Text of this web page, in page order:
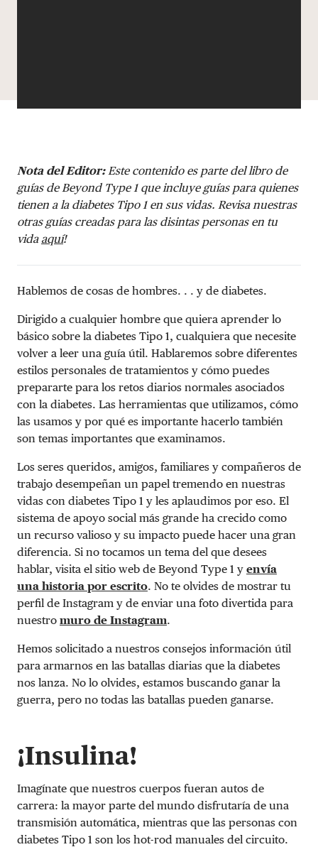
Nota del Editor:Este contenido es parte del libro de
guías de Beyond Type 1 que incluye guías para quienes
tienen a la diabetes Tipo 1 en sus vidas. Revisa nuestras
otras guías creadas para las disintas personas en tu
vida aquí!
Hablemos de cosas de hombres. . . y de diabetes.
Dirigido a cualquier hombre que quiera aprender lo
básico sobre la diabetes Tipo 1, cualquiera que necesite
volver a leer una guía útil. Hablaremos sobre diferentes
estilos personales de tratamientos y cómo puedes
prepararte para los retos diarios normales asociados
con la diabetes. Las herramientas que utilizamos, cómo
las usamos y por qué es importante hacerlo también
son temas importantes que examinamos.
Los seres queridos, amigos, familiares y compañeros de
trabajo desempeñan un papel tremendo en nuestras
vidas con diabetes Tipo 1 y les aplaudimos por eso. El
sistema de apoyo social más grande ha crecido como
un recurso valioso y su impacto puede hacer una gran
diferencia. Si no tocamos un tema del que desees
hablar, visita el sitio web de Beyond Type 1 y envía
una historia por escrito. No te olvides de mostrar tu
perfil de Instagram y de enviar una foto divertida para
nuestro muro de Instagram.
Hemos solicitado a nuestros consejos información útil
para armarnos en las batallas diarias que la diabetes
nos lanza. No lo olvides, estamos buscando ganar la
guerra, pero no todas las batallas pueden ganarse.
¡Insulina!
Imagínate que nuestros cuerpos fueran autos de
carrera: la mayor parte del mundo disfrutaría de una
transmisión automática, mientras que las personas con
diabetes Tipo 1 son los hot-rod manuales del circuito.